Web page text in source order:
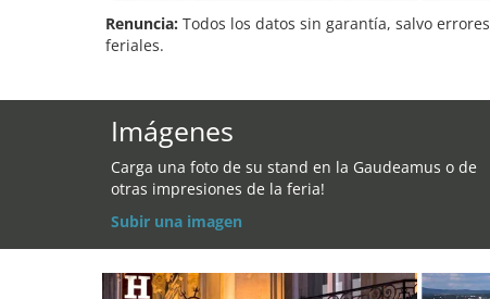
Renuncia: Todos los datos sin garantía, salvo
feriales.
Imágenes
Carga una foto de su stand en la Gaudeamus o de
otras impresiones de la feria!
Subir una imagen